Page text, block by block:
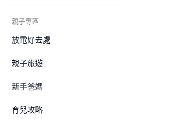
親子專區
放電好去處
親子旅遊
新手爸媽
育兒攻略